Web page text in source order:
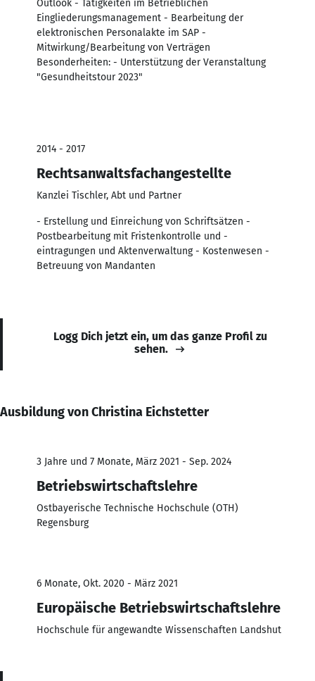
Outlook - Tätigkeiten im Betrieblichen
Eingliederungsmanagement - Bearbeitung der
elektronischen Personalakte im SAP -
Mitwirkung/Bearbeitung von Verträgen
Besonderheiten: - Unterstützung der Veranstaltung
"Gesundheitstour 2023"
2014 - 2017
Rechtsanwaltsfachangestellte
Kanzlei Tischler, Abt und Partner
- Erstellung und Einreichung von Schriftsätzen -
Postbearbeitung mit Fristenkontrolle und -
eintragungen und Aktenverwaltung - Kostenwesen -
Betreuung von Mandanten
Logg Dich jetzt ein, um das ganze Profil zu
sehen.
Ausbildung von Christina Eichstetter
3 Jahre und 7 Monate, März 2021 - Sep. 2024
Betriebswirtschaftslehre
Ostbayerische Technische Hochschule (OTH)
Regensburg
6 Monate, Okt. 2020 - März 2021
Europäische Betriebswirtschaftslehre
Hochschule für angewandte Wissenschaften Landshut